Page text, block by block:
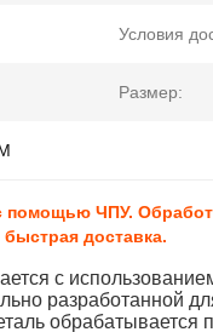
Условия
Размер:
ЧПУ.
доставка.
с
разработанной
обрабатывается